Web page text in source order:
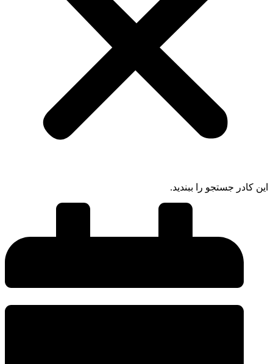
کادر جستجو را ببندید.